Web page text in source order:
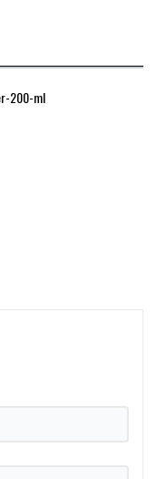
200-ml